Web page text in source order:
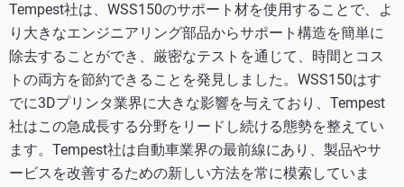
Tempest社は、WSS150のサポート材を使用することで、よ
り大きなエンジニアリング部品からサポート構造を簡単に
除去することができ、厳密なテストを通じて、時間とコス
トの両方を節約できることを発見しました。WSS150はす
でに3Dプリンタ業界に大きな影響を与えており、Tempest
社はこの急成長する分野をリードし続ける態勢を整えてい
ます。Tempest社は自動車業界の最前線にあり、製品やサ
ービスを改善するための新しい方法を常に模索していま